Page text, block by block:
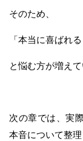
そのため、
「本当に喜ばれ
と悩む方が増え
次の章では、実
本音について整理